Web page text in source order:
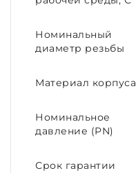
Номинальный
диаметр резьбы
Материал корпуса
Номинальное
давление (PN)
Срок гарантии